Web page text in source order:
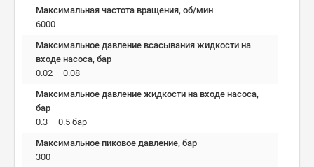
Максимальная частота вращения, об/мин
6000
Максимальное давление всасывания жидкости на
входе насоса, бар
0.02 – 0.08
Максимальное давление жидкости на входе насоса,
бар
0.3 – 0.5 бар
Максимальное пиковое давление, бар
300